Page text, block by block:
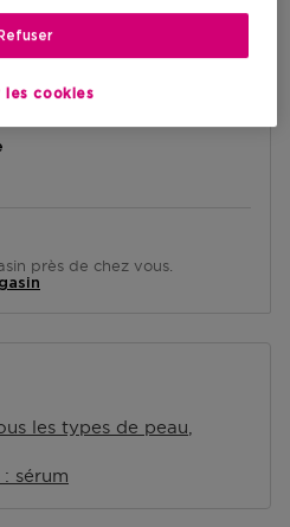
PANIER
près de chez vous.
les types de peau
sérum
les cookies